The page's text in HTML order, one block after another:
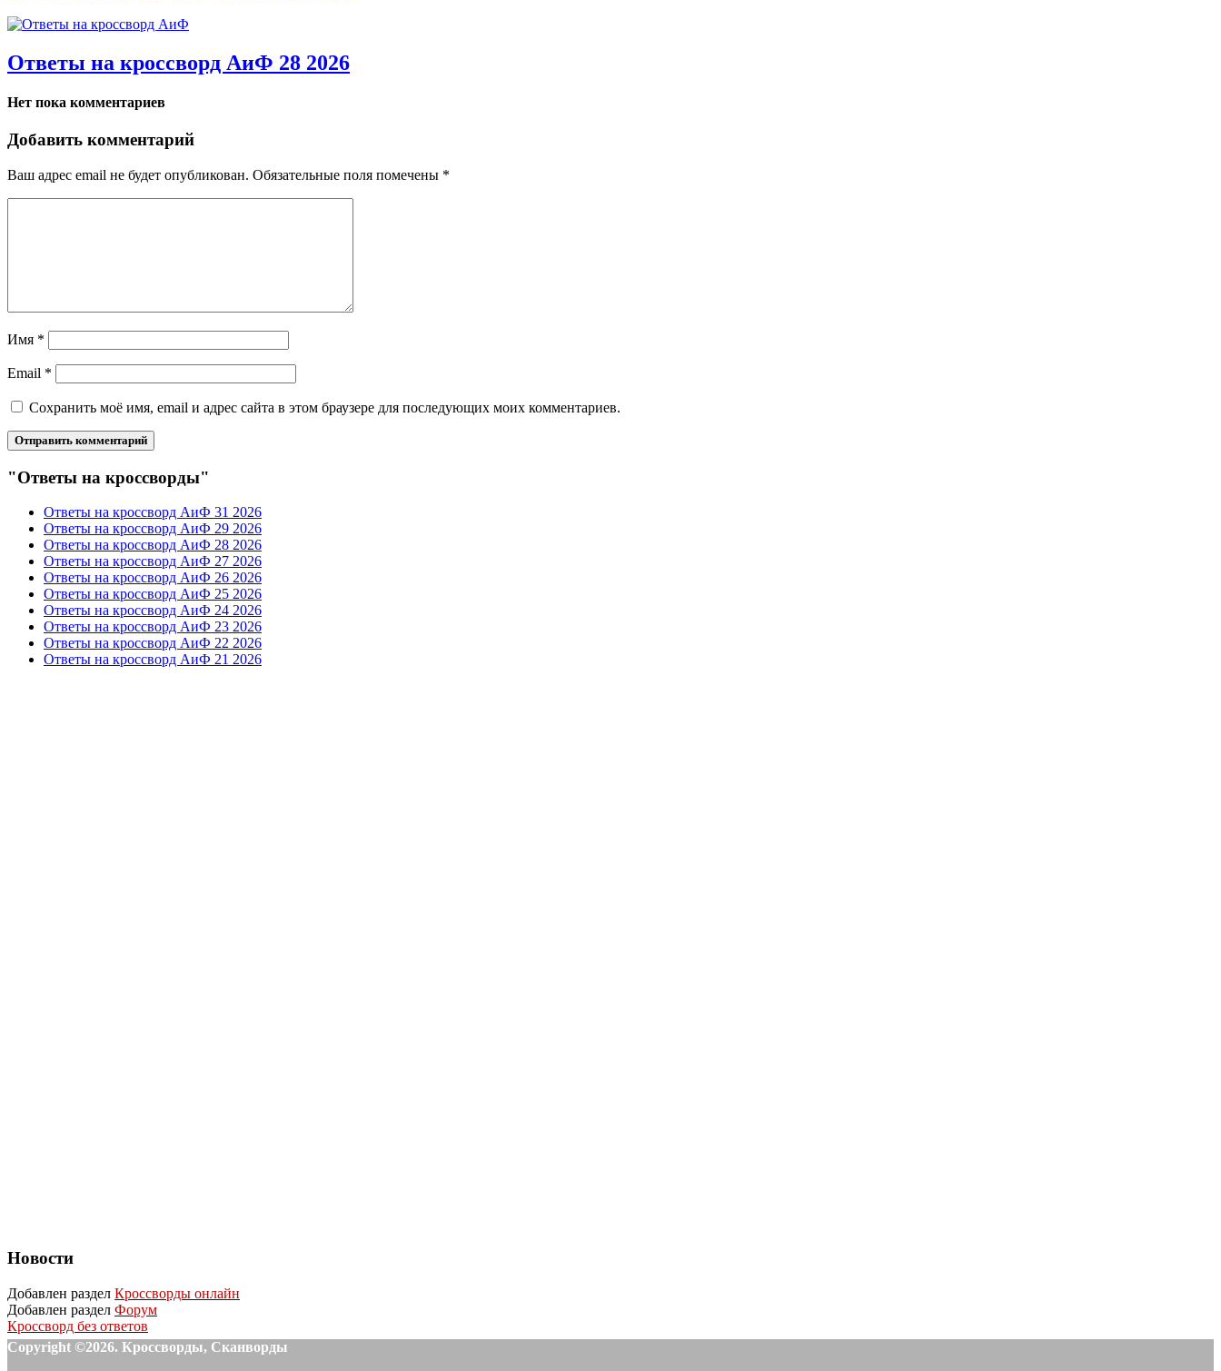
Ответы на кроссворд АиФ 28 2026
Нет пока комментариев
Добавить комментарий
Ваш адрес email не будет опубликован. Обязательные поля помечены *
Имя *
Email *
Сохранить моё имя, email и адрес сайта в этом браузере для последующих моих комментариев.
"Ответы на кроссворды"
Ответы на кроссворд АиФ 31 2026
Ответы на кроссворд АиФ 29 2026
Ответы на кроссворд АиФ 28 2026
Ответы на кроссворд АиФ 27 2026
Ответы на кроссворд АиФ 26 2026
Ответы на кроссворд АиФ 25 2026
Ответы на кроссворд АиФ 24 2026
Ответы на кроссворд АиФ 23 2026
Ответы на кроссворд АиФ 22 2026
Ответы на кроссворд АиФ 21 2026
Новости
Добавлен раздел Кроссворды онлайн
Добавлен раздел Форум
Кроссворд без ответов
Copyright ©2026. Кроссворды, Сканворды